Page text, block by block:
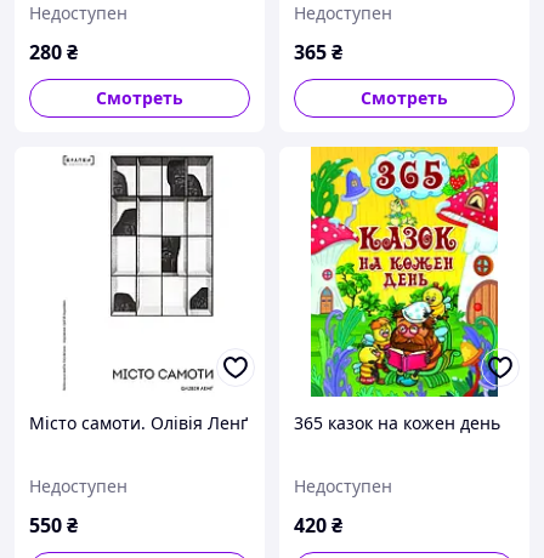
Недоступен
280₴
Смотреть
Недоступен
365₴
Смотреть
Місто самоти. Олівія Ленґ
Недоступен
550₴
365 казок на кожен день
Недоступен
420₴